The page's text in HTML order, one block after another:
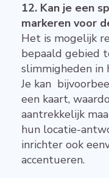
12. Kan je een
markeren voor
Het is mogelijk
bepaald gebied
slimmigheden in
Je kan
een kaart,
aantrekkelijk
hun locatie-
inrichter ook
accentueren.